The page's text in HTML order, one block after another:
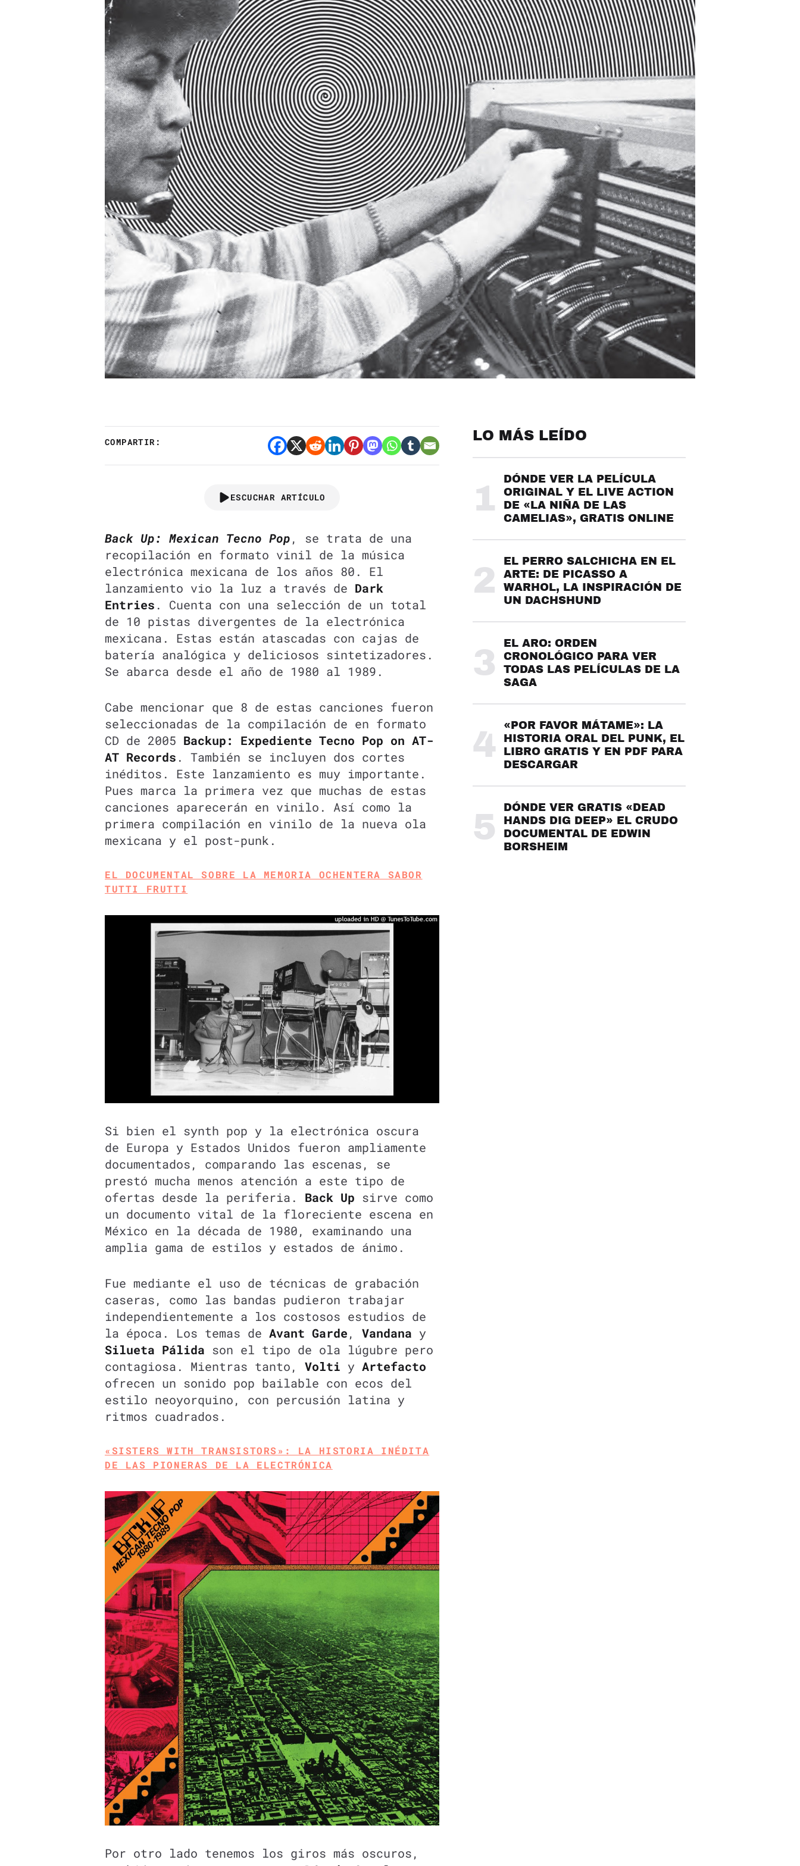
COMPARTIR:
ESCUCHAR ARTÍCULO
Back Up: Mexican Tecno Pop, se trata de una
recopilación en formato vinil de la música
electrónica mexicana de los años 80. El
lanzamiento vio la luz a través de Dark
Entries . Cuenta con una selección de un total
de 10 pistas divergentes de la electrónica
mexicana. Estas están atascadas con cajas de
batería analógica y deliciosos sintetizadores.
Se abarca desde el año de 1980 al 1989.
Cabe mencionar que 8 de estas canciones fueron
seleccionadas de la compilación de en formato
CD de 2005 Backup: Expediente Tecno Pop on AT-
AT Records . También se incluyen dos cortes
inéditos. Este lanzamiento es muy importante.
Pues marca la primera vez que muchas de estas
canciones aparecerán en vinilo. Así como la
primera compilación en vinilo de la nueva ola
mexicana y el post-punk.
EL DOCUMENTAL SOBRE LA MEMORIA OCHENTERA SABOR
TUTTI FRUTTI
Si bien el synth pop y la electrónica oscura
de Europa y Estados Unidos fueron ampliamente
documentados, comparando las escenas, se
prestó mucha menos atención a este tipo de
ofertas desde la periferia. Back Up sirve como
un documento vital de la floreciente escena en
México en la década de 1980, examinando una
amplia gama de estilos y estados de ánimo.
Fue mediante el uso de técnicas de grabación
caseras, como las bandas pudieron trabajar
independientemente a los costosos estudios de
la época. Los temas de Avant Garde, Vandana y
Silueta Pálida son el tipo de ola lúgubre pero
contagiosa. Mientras tanto, Volti y Artefacto
ofrecen un sonido pop bailable con ecos del
estilo neoyorquino, con percusión latina y
ritmos cuadrados.
«SISTERS WITH TRANSISTORS»: LA HISTORIA INÉDITA
DE LAS PIONERAS DE LA ELECTRÓNICA
Por otro lado tenemos los giros más oscuros,
LO MÁS LEÍDO
1
DÓNDE VER LA PELÍCULA
ORIGINAL Y EL LIVE ACTION
DE «LA NIÑA DE LAS
CAMELIAS», GRATIS ONLINE
2
EL PERRO SALCHICHA EN EL
ARTE: DE PICASSO A
WARHOL, LA INSPIRACIÓN DE
UN DACHSHUND
3
EL ARO: ORDEN
CRONOLÓGICO PARA VER
TODAS LAS PELÍCULAS DE LA
SAGA
4
«POR FAVOR MÁTAME»: LA
HISTORIA ORAL DEL PUNK, EL
LIBRO GRATIS Y EN PDF PARA
DESCARGAR
5
DÓNDE VER GRATIS «DEAD
HANDS DIG DEEP» EL CRUDO
DOCUMENTAL DE EDWIN
BORSHEIM